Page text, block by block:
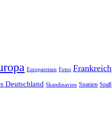
Europareisen Fotos Frankreich
Deutschland Skandinavien Spanien Spaß